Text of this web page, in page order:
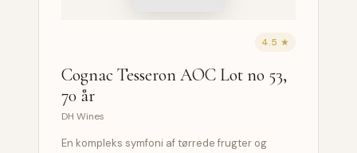
4.5 ★
Cognac Tesseron AOC Lot no 53,
70 år
DH Wines
En kompleks symfoni af tørrede frugter og